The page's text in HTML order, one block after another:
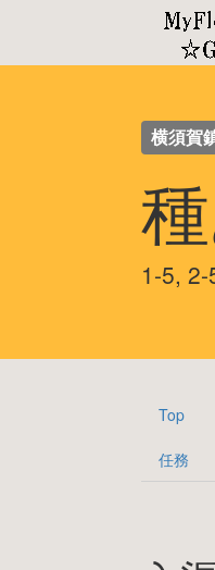
横須賀
1-5,
Top
任務